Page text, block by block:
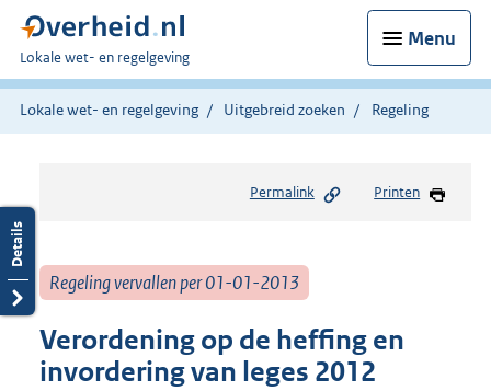
Menu
U
bent
hier:
Lokale wet- en regelgeving
Lokale wet- en regelgeving Uitgebreid zoeken Regeling
Permalink Printen
Regeling vervallen per 01-01-2013
Verordening op de heffing en
invordering van leges 2012